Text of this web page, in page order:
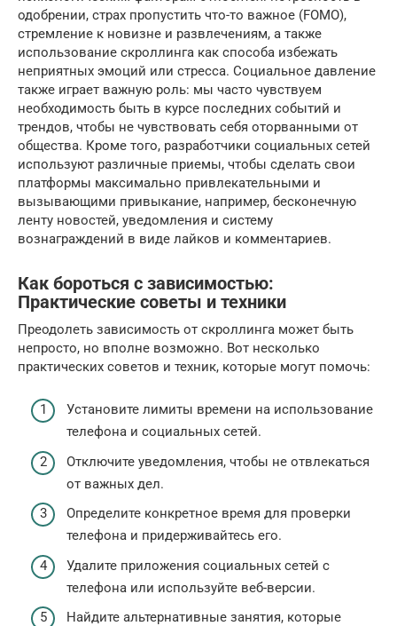
одобрении, страх пропустить что-то важное (FOMO),
стремление к новизне и развлечениям, а также
использование скроллинга как способа избежать
неприятных эмоций или стресса. Социальное давление
также играет важную роль: мы часто чувствуем
необходимость быть в курсе последних событий и
трендов, чтобы не чувствовать себя оторванными от
общества. Кроме того, разработчики социальных сетей
используют различные приемы, чтобы сделать свои
платформы максимально привлекательными и
вызывающими привыкание, например, бесконечную
ленту новостей, уведомления и систему
вознаграждений в виде лайков и комментариев.
Как бороться с зависимостью:
Практические советы и техники
Преодолеть зависимость от скроллинга может быть
непросто, но вполне возможно. Вот несколько
практических советов и техник, которые могут помочь:
Установите лимиты времени на использование
телефона и социальных сетей.
Отключите уведомления, чтобы не отвлекаться
от важных дел.
Определите конкретное время для проверки
телефона и придерживайтесь его.
Удалите приложения социальных сетей с
телефона или используйте веб-версии.
Найдите альтернативные занятия, которые